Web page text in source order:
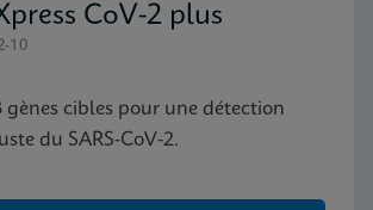
CoV-2 plus
10
gènes cibles pour une détection
du SARS-CoV-2.